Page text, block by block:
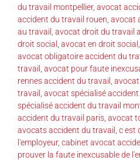
du travail montpellier, avocat
accident du travail rouen avocat
au travail
avocat droit du travail
droit social
avocat en droit social
avocat obligatoire accident du
travail
avocat pour faute
rennes accident du travail
avocat
travail
avocat spécialisé
spécialisé accident du travail
accident du travail paris avocat
avocats accident du travail
c est
l'employeur, cabinet avocat
prouver la faute inexcusable de